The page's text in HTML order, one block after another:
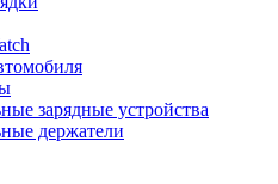
зарядные устройства
держатели